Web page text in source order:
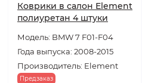
Коврики в салон Element
полиуретан 4 штуки
Модель: BMW 7 F01-F04
Года выпуска: 2008-2015
Производитель: Element
Предзаказ